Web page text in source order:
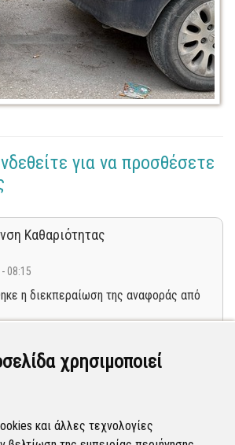
χρησιμοποιεί
και άλλες τεχνολογίες
για να προσθέσετε
Καθαριότητας
08:15
η διεκπεραίωση της αναφοράς από
Καθαριότητας
03:29